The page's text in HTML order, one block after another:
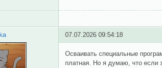
07.07.2026 09:54:18
Осваивать специальные
платная. Но я думаю, что если